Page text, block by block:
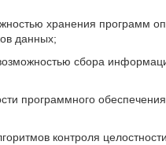
хранения программ
данных;
сбора
программного
контроля